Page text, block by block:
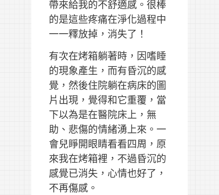
帶來給我的不舒適感。很棒
的是這些疼痛在淨化過程中
一一釋放掉，消失了！
有次在烤箱躺著時，因嗜睡
的現象產生，而有昏沉的感
覺，然後住院躺在病床的圖
片出現，覺得和它重覆，當
下以為是在醫院床上，無
助、悲傷的情緒湧上來。一
會兒睜開眼睛看看四周，原
來我在烤箱裡，不過昏沉的
感覺已消失，心情也好了，
不再傷感。